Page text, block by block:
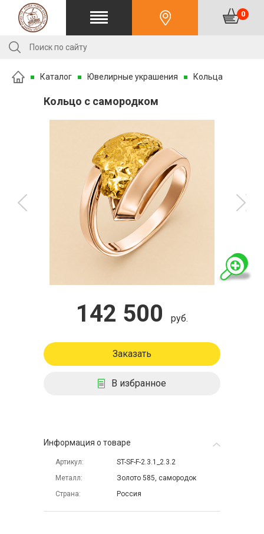
0
Каталог Ювелирные украшения Кольца
Кольцо с самородком
142 500 руб.
Заказать
В избранное
Информация о товаре
Артикул
ST-SF-F-2.3.1_2.3.2
Металл
Золото 585, самородок
Страна
Россия